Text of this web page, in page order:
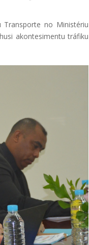
Transporte no Ministériu
akontesimentu tráfiku